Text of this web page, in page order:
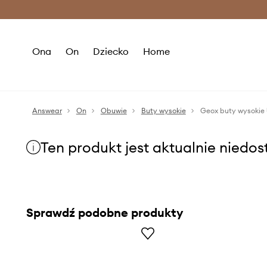
Ona On Dziecko Home
Answear On Obuwie Buty wysokie Geox buty wysokie
Ten produkt jest aktualnie
Sprawdź podobne produkty